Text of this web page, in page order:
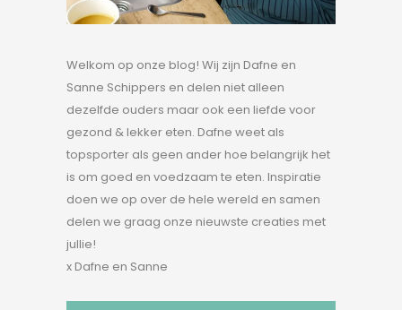
Welkom op onze blog! Wij zijn Dafne en
Sanne Schippers en delen niet alleen
dezelfde ouders maar ook een liefde voor
gezond & lekker eten. Dafne weet als
topsporter als geen ander hoe belangrijk het
is om goed en voedzaam te eten. Inspiratie
doen we op over de hele wereld en samen
delen we graag onze nieuwste creaties met
jullie!
x Dafne en Sanne